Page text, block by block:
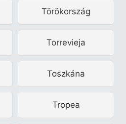
Törökország
Torrevieja
Toszkána
Tropea